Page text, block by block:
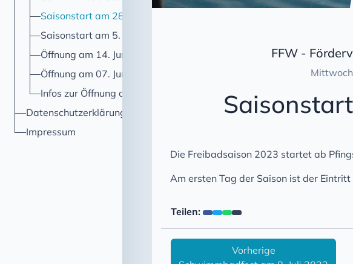
Saisonstart am 28. Mai 2023
Saisonstart am 5. Juni 2022
Öffnung am 14. Juni 2021
Öffnung am 07. Juni 2021
Infos zur Öffnung ab dem 07. Juni 2021
Datenschutzerklärung
Impressum
FFW -
Die Freibadsaison 2023 startet ab
Am ersten Tag der Saison ist der
Teilen:
Vorherige